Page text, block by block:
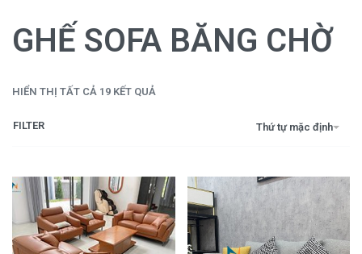
GHẾ SOFA BĂNG CHỜ
HIỂN THỊ TẤT CẢ 19 KẾT QUẢ
Thứ tự mặc định
FILTER